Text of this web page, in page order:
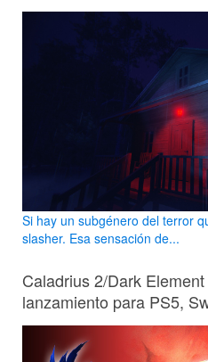
Si hay un subgénero del terror
slasher. Esa sensación de...
Caladrius 2/Dark
lanzamiento para PS5,